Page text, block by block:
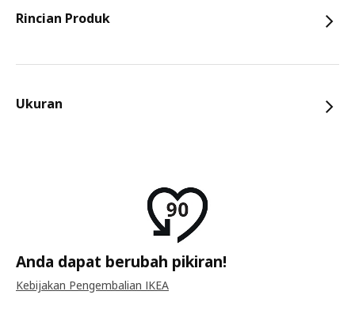
Rincian Produk
Ukuran
Anda dapat berubah pikiran!
Kebijakan Pengembalian IKEA